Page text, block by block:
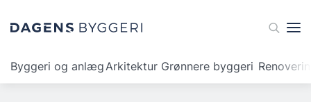
Byggeri og anlægArkitektur Grønnere byggeri